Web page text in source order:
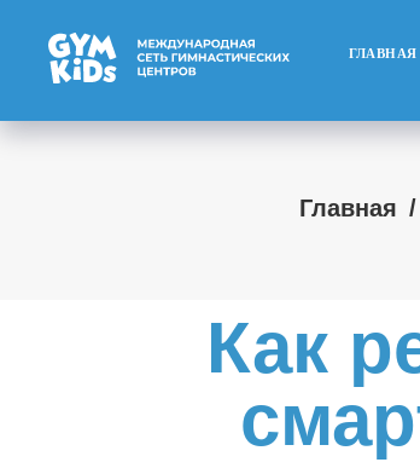
ГЛАВНАЯ
Главная /
Как